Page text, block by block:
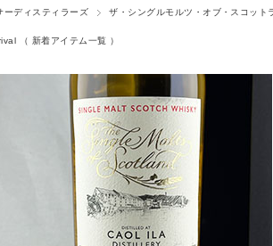
ーディスティラーズ ザ・シングルモルツ・オブ・スコット
（ 新着アイテム一覧 ）